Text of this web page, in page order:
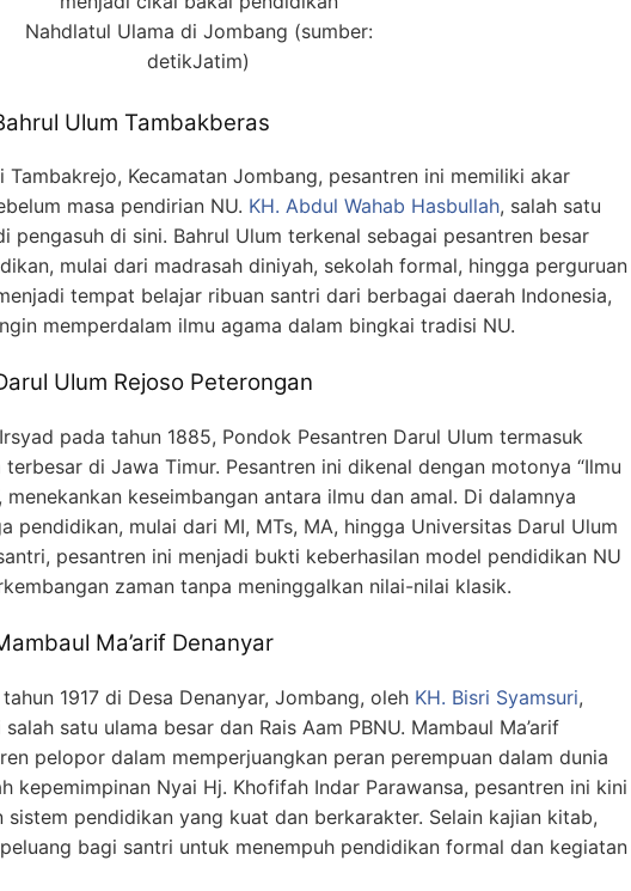
Nahdlatul Ulama di Jombang (sumber:
detikJatim)
Ulum Tambakberas
Tambakrejo, Kecamatan Jombang, pesantren ini memiliki akar
masa pendirian NU. KH. Abdul Wahab Hasbullah, salah satu
pengasuh di sini. Bahrul Ulum terkenal sebagai pesantren besar
mulai dari madrasah diniyah, sekolah formal, hingga perguruan
tempat belajar ribuan santri dari berbagai daerah Indonesia,
memperdalam ilmu agama dalam bingkai tradisi NU.
Ulum Rejoso Peterongan
pada tahun 1885, Pondok Pesantren Darul Ulum termasuk
di Jawa Timur. Pesantren ini dikenal dengan motonya “Ilmu
menekankan keseimbangan antara ilmu dan amal. Di dalamnya
pendidikan, mulai dari MI, MTs, MA, hingga Universitas Darul Ulum
pesantren ini menjadi bukti keberhasilan model pendidikan NU
zaman tanpa meninggalkan nilai-nilai klasik.
Ma’arif Denanyar
1917 di Desa Denanyar, Jombang, oleh KH. Bisri Syamsuri,
satu ulama besar dan Rais Aam PBNU. Mambaul Ma’arif
pelopor dalam memperjuangkan peran perempuan dalam dunia
kepemimpinan Nyai Hj. Khofifah Indar Parawansa, pesantren ini kini
pendidikan yang kuat dan berkarakter. Selain kajian kitab,
bagi santri untuk menempuh pendidikan formal dan kegiatan